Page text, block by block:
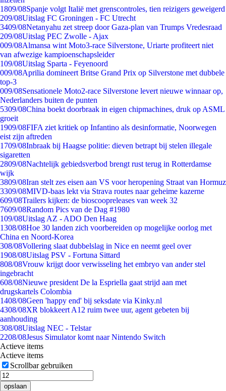
1809/08Spanje volgt Italië met grenscontroles, tien reizigers geweigerd
209/08Uitslag FC Groningen - FC Utrecht
3409/08Netanyahu zet streep door Gaza-plan van Trumps Vredesraad
209/08Uitslag PEC Zwolle - Ajax
009/08Almansa wint Moto3-race Silverstone, Uriarte profiteert niet
van afwezige kampioenschapsleider
109/08Uitslag Sparta - Feyenoord
009/08Aprilia domineert Britse Grand Prix op Silverstone met dubbele
top-3
009/08Sensationele Moto2-race Silverstone levert nieuwe winnaar op,
Nederlanders buiten de punten
5309/08China boekt doorbraak in eigen chipmachines, druk op ASML
groeit
1909/08FIFA ziet kritiek op Infantino als desinformatie, Noorwegen
eist zijn aftreden
1709/08Inbraak bij Haagse politie: dieven betrapt bij stelen illegale
sigaretten
2809/08Nachtelijk gebiedsverbod brengt rust terug in Rotterdamse
wijk
3809/08Iran stelt zes eisen aan VS voor heropening Straat van Hormuz
3309/08MIVD-baas lekt via Strava routes naar geheime kazerne
609/08Trailers kijken: de bioscoopreleases van week 32
7609/08Random Pics van de Dag #1980
109/08Uitslag AZ - ADO Den Haag
1308/08Hoe 30 landen zich voorbereiden op mogelijke oorlog met
China en Noord-Korea
308/08Vollering slaat dubbelslag in Nice en neemt geel over
1908/08Uitslag PSV - Fortuna Sittard
808/08Vrouw krijgt door verwisseling het embryo van ander stel
ingebracht
608/08Nieuwe president De la Espriella gaat strijd aan met
drugskartels Colombia
1408/08Geen 'happy end' bij seksdate via Kinky.nl
4308/08XR blokkeert A12 ruim twee uur, agent gebeten bij
aanhouding
308/08Uitslag NEC - Telstar
2208/08Jesus Simulator komt naar Nintendo Switch
Actieve items
Actieve items
Scrollbar gebruiken
opslaan